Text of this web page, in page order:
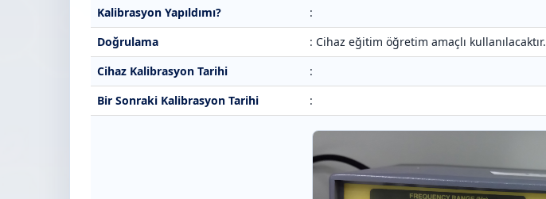
Kalibrasyon Yapıldımı?
:
Doğrulama
: Cihaz eğitim öğretim amaçlı kullanılacaktır.
Cihaz Kalibrasyon Tarihi
:
Bir Sonraki Kalibrasyon Tarihi
: